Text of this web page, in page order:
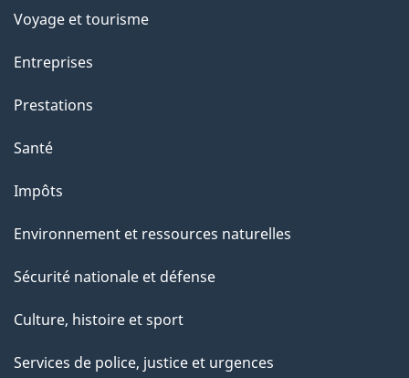
t
t
a
e
Voyage et tourisme
Entreprises
Prestations
Santé
Impôts
Environnement et ressources naturelles
Sécurité nationale et défense
Culture, histoire et sport
Services de police, justice et urgences